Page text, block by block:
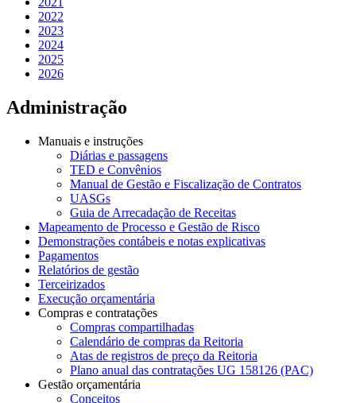
2022
2023
2024
2025
2026
Administração
Manuais e instruções
Diárias e passagens
TED e Convênios
Manual de Gestão e Fiscalização de Contratos
UASGs
Guia de Arrecadação de Receitas
Mapeamento de Processo e Gestão de Risco
Demonstrações contábeis e notas explicativas
Pagamentos
Relatórios de gestão
Terceirizados
Execução orçamentária
Compras e contratações
Compras compartilhadas
Calendário de compras da Reitoria
Atas de registros de preço da Reitoria
Plano anual das contratações UG 158126 (PAC)
Gestão orçamentária
Conceitos